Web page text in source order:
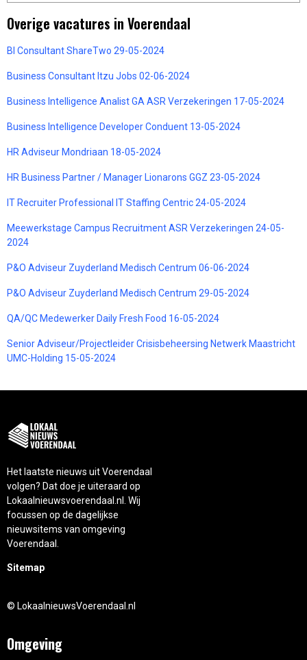
Overige vacatures in Voerendaal
BI Consultant ShareTwo 29-05-2024
Business Consultant Itzu Jobs 02-06-2024
Business Intelligence Analist GA ASR Verzekeringen 17-05-2024
Business Intelligence Developer Conduent 13-05-2024
HR Adviseur Mondriaan 18-05-2024
HR Business Partner / Manager Lionarons GGZ 23-05-2024
IT Recruiter Professional IT Staffing Centric 24-05-2024
Meewerkstage Campus Recruitment ASR Verzekeringen 24-05-
2024
P&O Adviseur Zuyderland Medisch Centrum 06-06-2024
P&O Adviseur Zuyderland Medisch Centrum 29-05-2024
QA/QC Medewerker Daily Fresh Food 16-05-2024
Senior Adviseur/Projectleider Crisisbeheersing Netwerk Maastricht
UMC-Holding 15-05-2024
Het laatste nieuws uit Voerendaal
volgen? Dat doe je uiteraard op
Lokaalnieuwsvoerendaal.nl. Wij
focussen op de dagelijkse
nieuwsitems van omgeving
Voerendaal.
Sitemap
© LokaalnieuwsVoerendaal.nl
Omgeving